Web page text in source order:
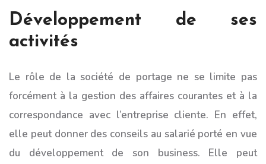
Développement de ses
activités
Le rôle de la société de portage ne se limite pas
forcément à la gestion des affaires courantes et à la
correspondance avec l’entreprise cliente. En effet,
elle peut donner des conseils au salarié porté en vue
du développement de son business. Elle peut